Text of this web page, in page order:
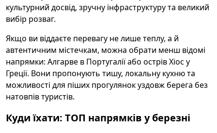
культурний досвід, зручну інфраструктуру та великий
вибір розваг.
Якщо ви віддаєте перевагу не лише теплу, а й
автентичним містечкам, можна обрати менш відомі
напрямки: Алгарве в Португалії або острів Хіос у
Греції. Вони пропонують тишу, локальну кухню та
можливості для піших прогулянок уздовж берега без
натовпів туристів.
Куди їхати: ТОП напрямків у березні